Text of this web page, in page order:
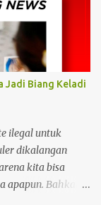
Jadi Biang Keladi
ilegal untuk
dikalangan
kita bisa
Bahkan